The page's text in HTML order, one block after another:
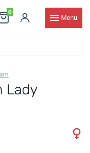
0
Menu
Lady